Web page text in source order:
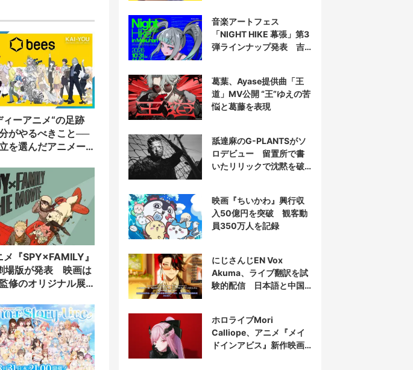
ィーアニメ“の足跡
がやるべきこと──
を選んだアニメー
場版が発表 映画は
修のオリジナル展
音楽アートフェス
「NIGHT HIKE 幕張」第3
弾ラインナップ発表 吉
葛葉、Ayase提供曲「王
道」MV公開 “王”ゆえの苦
悩と葛藤を表現
舐達麻のG-PLANTSがソ
ロデビュー 留置所で書
いたリリックで沈黙を破
映画『ちいかわ』興行収
入50億円を突破 観客動
員350万人を記録
にじさんじEN Vox
Akuma、ライブ翻訳を試
験的配信 日本語と中国
ホロライブMori
Calliope、アニメ『メイ
ドインアビス』新作映画